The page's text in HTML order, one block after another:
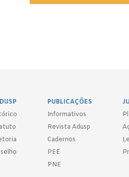
PUBLICAÇÕES
Informativos
Revista Adusp
Cadernos
PEE
PNE